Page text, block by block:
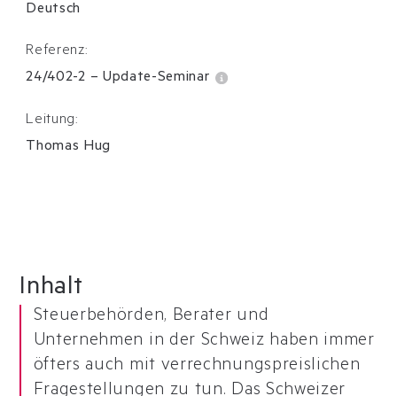
Deutsch
Referenz:
24/402-2 – Update-Seminar
Leitung:
Thomas Hug
Inhalt
Steuerbehörden, Berater und
Unternehmen in der Schweiz haben immer
öfters auch mit verrechnungspreislichen
Fragestellungen zu tun. Das Schweizer